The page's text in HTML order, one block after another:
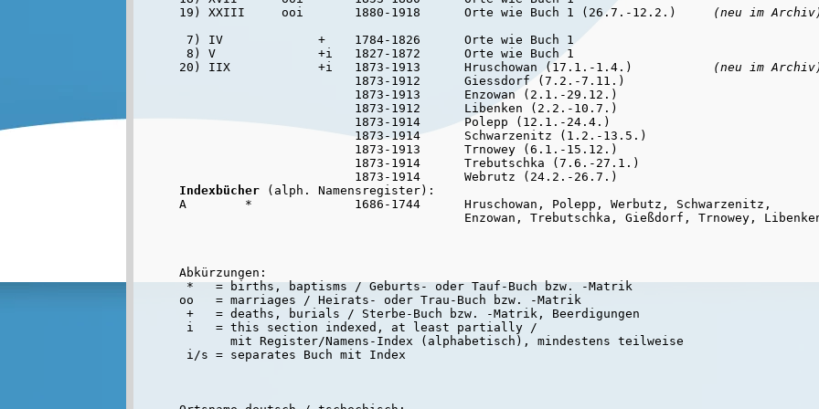
19) XXIII     ooi       1880-1918      Orte wie Buch 1 (26.7.-12.2.)
(neu im
7) IV             +    1784-1826      Orte wie Buch 1
8) V              +i   1827-1872      Orte wie Buch 1
20) IIX            +i   1873-1913      Hruschowan (17.1.-1.4.)
(neu im
                        1873-1912      Giessdorf (7.2.-7.11.)
                        1873-1913      Enzowan (2.1.-29.12.)
                        1873-1912      Libenken (2.2.-10.7.)
                        1873-1914      Polepp (12.1.-24.4.)
                        1873-1914      Schwarzenitz (1.2.-13.5.)
                        1873-1913      Trnowey (6.1.-15.12.)
                        1873-1914      Trebutschka (7.6.-27.1.)
Indexbücher (alph. Namensregister):
A        *              1686-1744      Hruschowan, Polepp, Werbutz, Schwarzenitz,
Abkürzungen:
*   = births, baptisms / Geburts- oder Tauf-Buch bzw. -Matrik
oo   = marriages / Heirats- oder Trau-Buch bzw. -Matrik
+   = deaths, burials / Sterbe-Buch bzw. -Matrik, Beerdigungen
i   = this section indexed, at least partially /
       mit Register/Namens-Index (alphabetisch), mindestens teilweise